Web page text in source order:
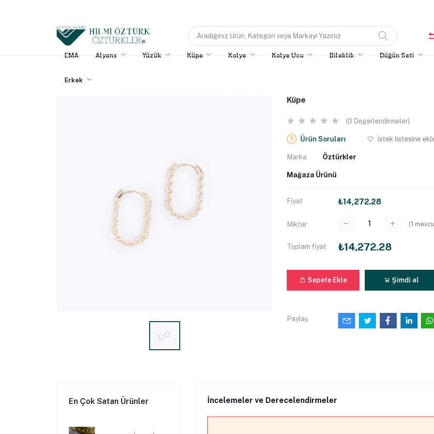
EMA Alyans Yüzük Küpe Kolye Kolye Ucu Bileklik Düğün Seti
Erkek
Küpe
(0 Değerlendirmeler)
Ürün Soruları İstek listesine
Marka Öztürkler
Mağaza Ürünü
Fiyat ₺14,272.28
Miktar (1
Toplam fiyat ₺14,272.28
Sepete Ekle Şimdi al
Paylaş
En Çok Satan Ürünler İncelemeler ve Derecelendirmeler